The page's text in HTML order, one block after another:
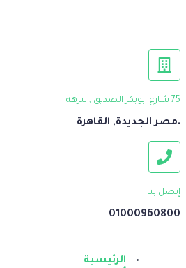
75 شارع ابوبكر الصديق ,النزهة
.مصر الجديدة, القاهرة
إتصل بنا
01000960800
الرئيسية